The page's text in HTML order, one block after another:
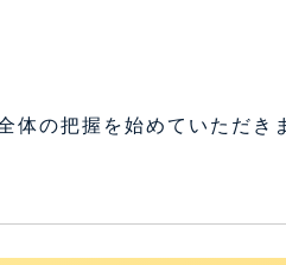
体の把握を始めていただき